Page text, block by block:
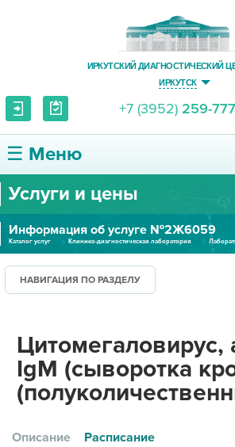
ИРКУТСКИЙ ДИАГНОСТИЧЕСКИЙ
ИРКУТСК
+7 (3952) 259-777
☰ Меню
О ЦЕНТРЕ
УСЛУГИ И ЦЕНЫ
ПАЦИЕНТУ
ПРАВОВАЯ ИНФОРМАЦИЯ
Услуги и цены
Информация об услуге №2Ж6059
Каталог услуг Клинико-диагностическая лаборатория
НАВИГАЦИЯ ПО РАЗДЕЛУ
Цитомегаловирус,
IgM (сыворотка
Описание Расписание